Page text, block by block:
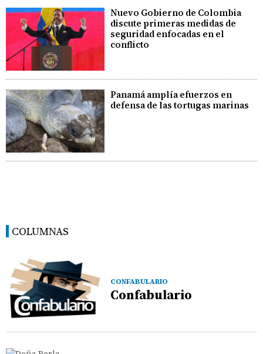
Nuevo Gobierno de Colombia
discute primeras medidas de
seguridad enfocadas en el
conflicto
Panamá amplía efuerzos en
defensa de las tortugas marinas
COLUMNAS
CONFABULARIO
Confabulario